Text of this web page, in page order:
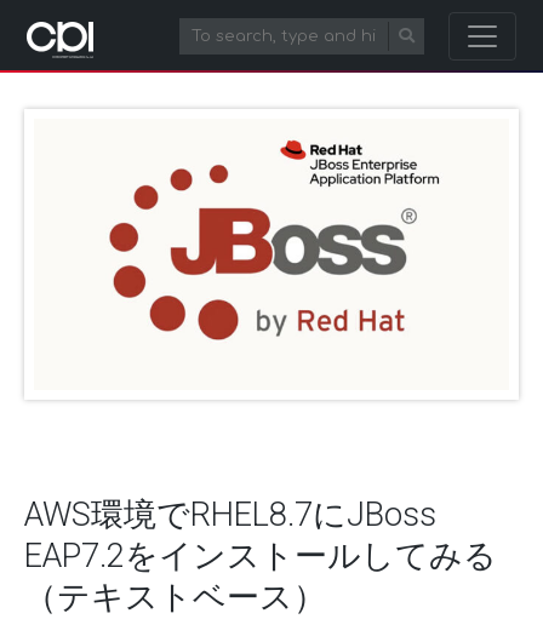
AWS環境でRHEL8.7にJBoss
EAP7.2をインストールしてみる
（テキストベース）